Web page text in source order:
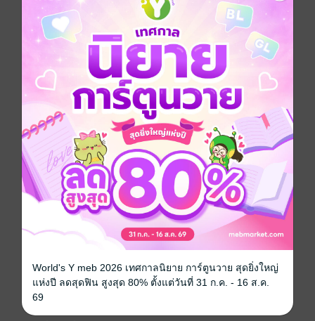
ซื้อเป็นของขวัญ ติดตาม แชร์
เล่ห์ร้าย..ใครก็มี..ไม่เว้นแม้แต่ผีที่ไม่มีลมหายใจ
สืบสวน / นักสืบ ลึกลับ สยองขวัญ
ผี / วิญญาณ หักมุม
ประเภทไฟล์ pdf, epub(สารบัญ)
11 มิถุนายน 2568
ความยาว 162 หน้า (≈ 34,683 คำ)
ราคาปก
World's Y meb 2026 เทศกาลนิยาย การ์ตูนวาย สุดยิ่งใหญ่
แห่งปี ลดสุดฟิน สูงสุด 80% ตั้งแต่วันที่ 31 ก.ค. - 16 ส.ค.
69